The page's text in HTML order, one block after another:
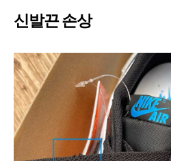
신발끈 손상